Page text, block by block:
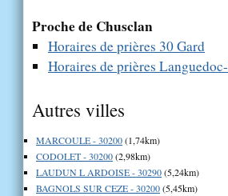
Proche de Chusclan
Horaires de prières 30 Gard
Horaires de prières
Autres villes
MARCOULE - 30200(1,74km)
CODOLET - 30200(2,98km)
LAUDUN L ARDOISE - 30290(5,24km)
BAGNOLS SUR CEZE - 30200(5,45km)